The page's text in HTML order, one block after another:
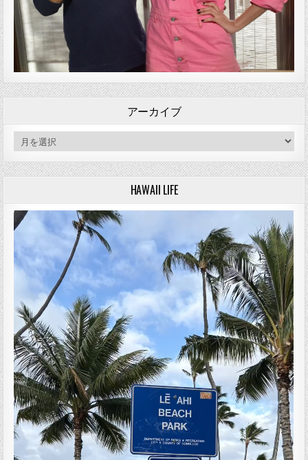
アーカイブ
アーカイブ
HAWAII LIFE